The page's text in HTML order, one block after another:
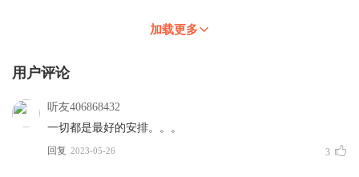
加载更多
用户评论
听友406868432
一切都是最好的安排。。。
回复 2023-05-26 3